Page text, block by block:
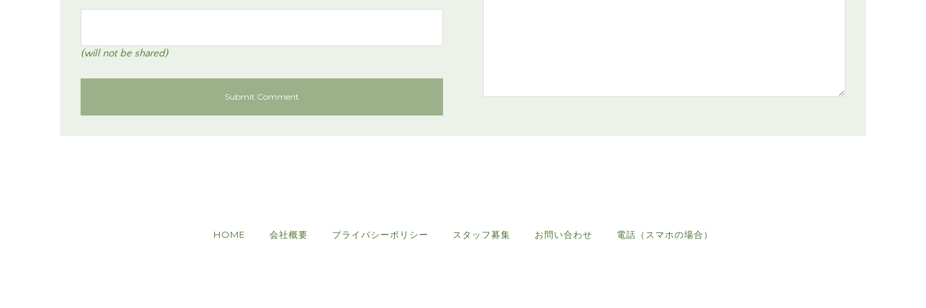
(will not be shared)
HOME 会社概要 プライバシーポリシー スタッフ募集 お問い合わせ 電話（スマホの場合）